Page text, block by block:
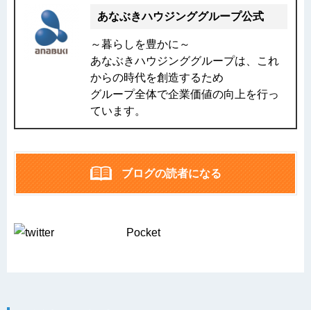
あなぶきハウジンググループ公式
～暮らしを豊かに～
あなぶきハウジンググループは、これ
からの時代を創造するため
グループ全体で企業価値の向上を行っ
ています。
ブログの読者になる
Pocket